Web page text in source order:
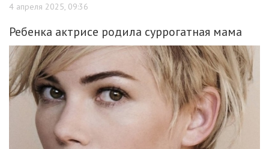
4 апреля 2025, 09:36
Ребенка актрисе родила суррогатная мама